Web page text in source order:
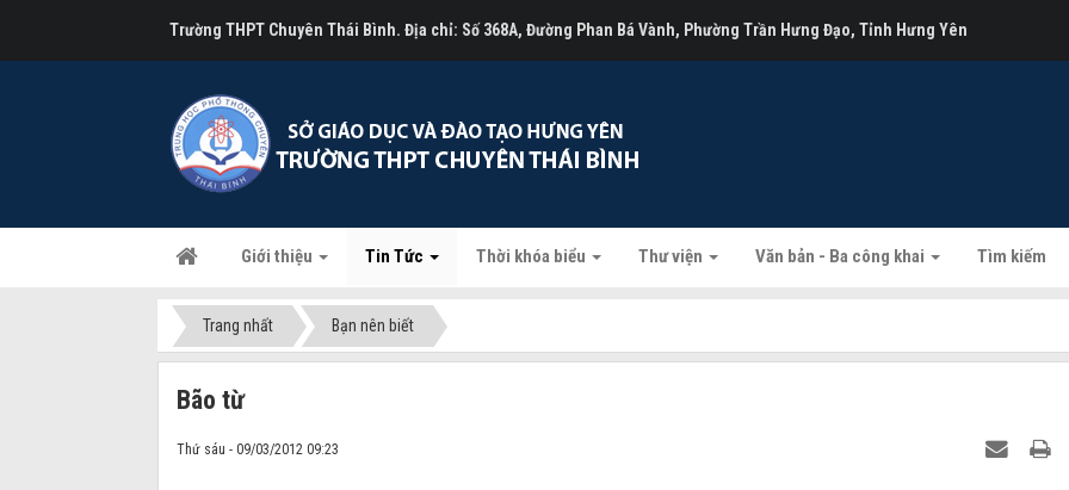
Giới thiệu Tin Tức Thời khóa biểu Thư viện Văn bản - Ba công khai Tìm kiếm
Trường THPT Chuyên Thái Bình. Địa chỉ: Số 368A, Đường Phan Bá Vành, Phường Trần Hưng Đạo, Tỉnh Hưng Yên
Trang nhất Bạn nên biết
Bão từ
Thứ sáu - 09/03/2012 09:23